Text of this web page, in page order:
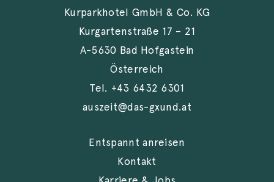
Entspannt anreisen
Kontakt
Kurparkhotel GmbH & Co. KG
Kurgartenstraße 17 – 21
A-5630 Bad Hofgastein
Österreich
Tel. +43 6432 6301
auszeit@das-gxund.at